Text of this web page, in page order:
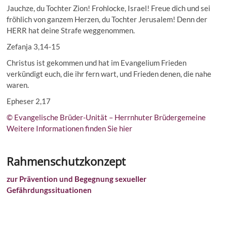
Jauchze, du Tochter Zion! Frohlocke, Israel! Freue dich und sei
fröhlich von ganzem Herzen, du Tochter Jerusalem! Denn der
HERR hat deine Strafe weggenommen.
Zefanja 3,14-15
Christus ist gekommen und hat im Evangelium Frieden
verkündigt euch, die ihr fern wart, und Frieden denen, die nahe
waren.
Epheser 2,17
© Evangelische Brüder-Unität – Herrnhuter Brüdergemeine
Weitere Informationen finden Sie hier
Rahmenschutzkonzept
zur Prävention und Begegnung sexueller
Gefährdungssituationen